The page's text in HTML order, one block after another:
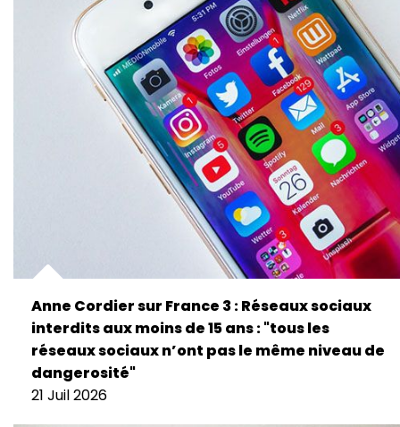
Anne Cordier sur France 3 : Réseaux sociaux
interdits aux moins de 15 ans : "tous les
réseaux sociaux n’ont pas le même niveau de
dangerosité"
21 Juil 2026